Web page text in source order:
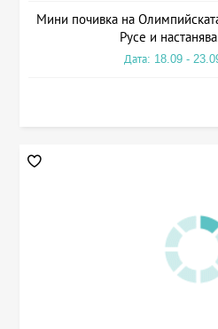
Мини почивка на
Русе и
Дата: 18.09 -